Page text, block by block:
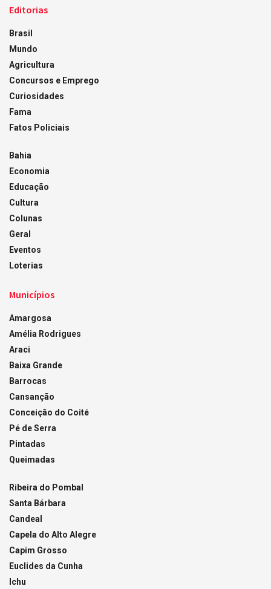
Editorias
Brasil
Mundo
Agricultura
Concursos e Emprego
Curiosidades
Fama
Fatos Policiais
Bahia
Economia
Educação
Cultura
Colunas
Geral
Eventos
Loterias
Municípios
Amargosa
Amélia Rodrigues
Araci
Baixa Grande
Barrocas
Cansanção
Conceição do Coité
Pé de Serra
Pintadas
Queimadas
Ribeira do Pombal
Santa Bárbara
Candeal
Capela do Alto Alegre
Capim Grosso
Euclides da Cunha
Ichu